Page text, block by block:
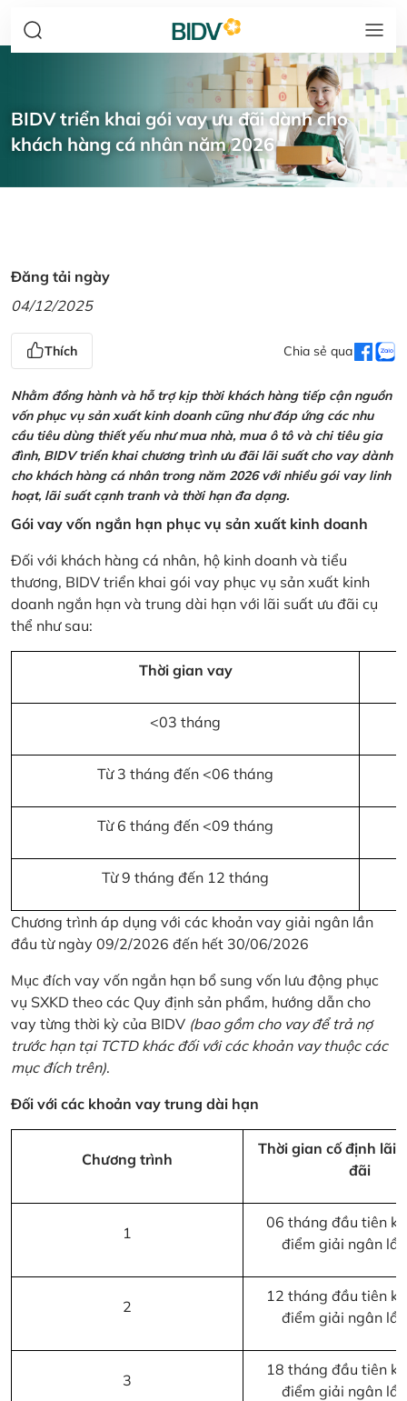
BIDV triển khai gói vay ưu đãi dành cho
khách hàng cá nhân năm 2026
Đăng tải ngày
04/12/2025
Thích Chia sẻ qua
Nhằm đồng hành và hỗ trợ kịp thời khách hàng tiếp cận nguồn
vốn phục vụ sản xuất kinh doanh cũng như đáp ứng các nhu
cầu tiêu dùng thiết yếu như mua nhà, mua ô tô và chi tiêu gia
đình, BIDV triển khai chương trình ưu đãi lãi suất cho vay dành
cho khách hàng cá nhân trong năm 2026 với nhiều gói vay linh
hoạt, lãi suất cạnh tranh và thời hạn đa dạng.
Gói vay vốn ngắn hạn phục vụ sản xuất kinh doanh
Đối với khách hàng cá nhân, hộ kinh doanh và tiểu
thương, BIDV triển khai gói vay phục vụ sản xuất kinh
doanh ngắn hạn và trung dài hạn với lãi suất ưu đãi cụ
thể như sau:
Thời gian vay
<03 tháng
Từ 3 tháng đến <06 tháng
Từ 6 tháng đến <09 tháng
Từ 9 tháng đến 12 tháng
Chương trình áp dụng với các khoản vay giải ngân lần
đầu từ ngày 09/2/2026 đến hết 30/06/2026
Mục đích vay vốn ngắn hạn bổ sung vốn lưu động phục
vụ SXKD theo các Quy định sản phẩm, hướng dẫn cho
vay từng thời kỳ của BIDV (bao gồm cho vay để trả nợ
trước hạn tại TCTD khác đối với các khoản vay thuộc các
mục đích trên).
Đối với các khoản vay trung dài hạn
Chương trình
Thời gian cố định lãi
đãi
1
06 tháng đầu tiên
điểm giải ngân
2
12 tháng đầu tiên
điểm giải ngân
3
18 tháng đầu tiên
điểm giải ngân